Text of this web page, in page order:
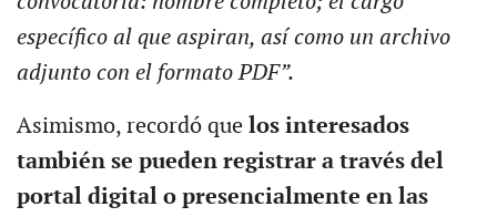
específico al que aspiran, así como un archivo
adjunto con el formato PDF”.
Asimismo, recordó que los interesados
también se pueden registrar a través del
portal digital o presencialmente en las